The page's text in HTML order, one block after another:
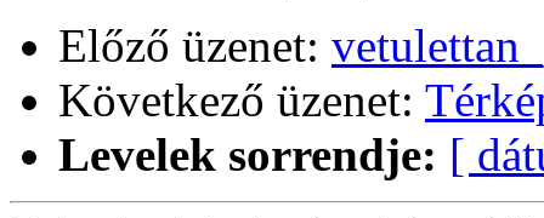
Előző üzenet:
Következő üzenet:
Levelek sorrendje: [